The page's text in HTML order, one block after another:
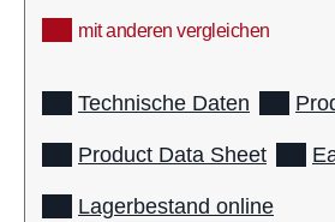
mit anderen vergleichen
Technische Daten
Product Data Sheet
Lagerbestand online